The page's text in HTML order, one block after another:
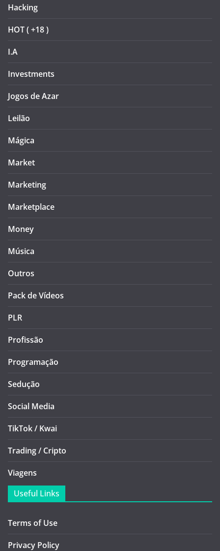
Hacking
HOT ( +18 )
I.A
Investments
Jogos de Azar
Leilão
Mágica
Market
Marketing
Marketplace
Money
Música
Outros
Pack de Vídeos
PLR
Profissão
Programação
Sedução
Social Media
TikTok / Kwai
Trading / Cripto
Viagens
Useful Links
Terms of Use
Privacy Policy